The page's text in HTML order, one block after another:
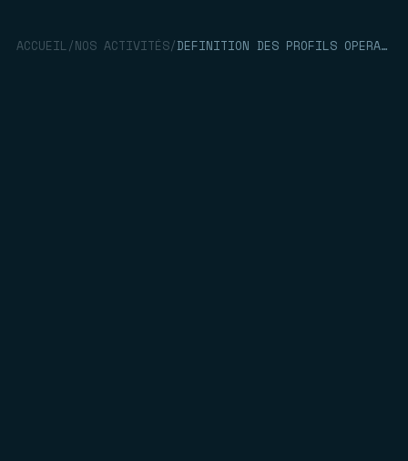
ACCUEIL/NOS ACTIVITÉS/ DÉFINITION DES PROFILS OPÉRATIONNELS POUR CHAQUE NAVIRE